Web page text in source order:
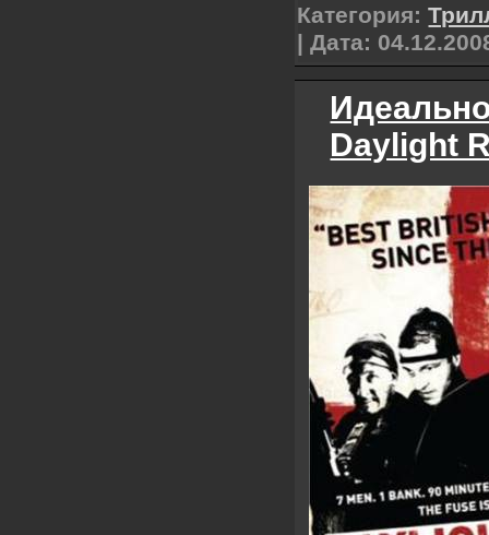
Категория:
| Дата:
Daylight